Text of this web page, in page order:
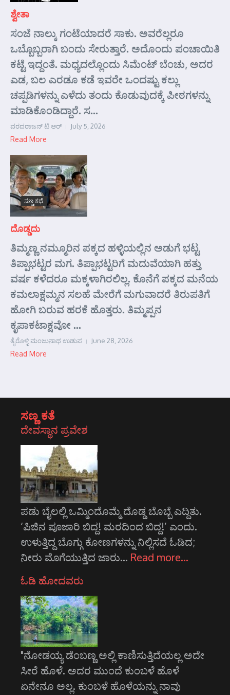
ಶ್ವೇತಾ
ಸಂಜೆ ನಾಲ್ಕು ಗಂಟೆಯಾದರೆ ಸಾಕು. ಅವರೆಲ್ಲರೂ
ಒಬ್ಬೊಬ್ಬರಾಗಿ ಬಂದು ಸೇರುತ್ತಾರೆ. ಅದೊಂದು ಪಂಚಾಯಿತಿ
ಕಟ್ಟೆ ಇದ್ದಂತೆ. ಮಧ್ಯದಲ್ಲೊಂದು ಸಿಮೆಂಟ್ ಬೆಂಚು, ಅದರ
ಎಡ, ಬಲ ಎರಡೂ ಕಡೆ ಇವರೇ ಒಂದಷ್ಟು ಕಲ್ಲು
ಚಪ್ಪಡಿಗಳನ್ನು ಎಳೆದು ತಂದು ಕೊಡುವುದಕ್ಕೆ ಪೀಠಗಳನ್ನು
ಮಾಡಿಕೊಂಡಿದ್ದಾರೆ. ಸ...
ವರದರಾಜನ್ ಟಿ ಆರ್ July 5, 2026
Read More
ಸಣ್ಣ ಕಥೆ
ದೊಡ್ಡದು
ತಿಮ್ಮಣ್ಣ ನಮ್ಮೂರಿನ ಪಕ್ಕದ ಹಳ್ಳಿಯಲ್ಲಿನ ಅಡುಗೆ ಭಟ್ಟ
ತಿಪ್ಪಾಭಟ್ಟರ ಮಗ. ತಿಪ್ಪಾಭಟ್ಟರಿಗೆ ಮದುವೆಯಾಗಿ ಹತ್ತು
ವರ್ಷ ಕಳೆದರೂ ಮಕ್ಕಳಾಗಿರಲಿಲ್ಲ. ಕೊನೆಗೆ ಪಕ್ಕದ ಮನೆಯ
ಕಮಲಾಕ್ಷಮ್ಮನ ಸಲಹೆ ಮೇರೆಗೆ ಮಗುವಾದರೆ ತಿರುಪತಿಗೆ
ಹೋಗಿ ಬರುವ ಹರಕೆ ಹೊತ್ತರು. ತಿಮ್ಮಪ್ಪನ
ಕೃಪಾಕಟಾಕ್ಷವೋ ...
ತೈರೊಳ್ಳಿ ಮಂಜುನಾಥ ಉಡುಪ June 28, 2026
Read More
ಸಣ್ಣ ಕತೆ
ದೇವಸ್ಥಾನ ಪ್ರವೇಶ
ಪಡು ಬೈಲಲ್ಲಿ ಒಮ್ಮಿಂದೊಮ್ಮೆ ದೊಡ್ಡ ಬೊಬ್ಬೆ ಎದ್ದಿತು.
‘ಪಿಜಿನ ಪೂಜಾರಿ ಬಿದ್ದ! ಮರದಿಂದ ಬಿದ್ದ!’ ಎಂದು.
ಉಳುತ್ತಿದ್ದ ಬೊಗ್ಗು ಕೋಣಗಳನ್ನು ನಿಲ್ಲಿಸದೆ ಓಡಿದ;
ನೀರು ಮೊಗೆಯುತ್ತಿದ ಜಾರು… Read more…
ಓಡಿ ಹೋದವರು
"ನೋಡಯ್ಯ ಡೆಂಬಣ್ಣ ಅಲ್ಲಿ ಕಾಣಿಸುತ್ತಿದೆಯಲ್ಲ ಅದೇ
ಸೀರೆ ಹೊಳೆ. ಅದರ ಮುಂದೆ ಕುಂಬಳೆ ಹೊಳೆ
ಏನೇನೂ ಅಲ್ಲ. ಕುಂಬಳೆ ಹೊಳೆಯನ್ನು ನಾವು